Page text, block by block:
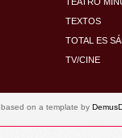
TEXTOS
TOTAL ES
TV/CINE
based on a template by